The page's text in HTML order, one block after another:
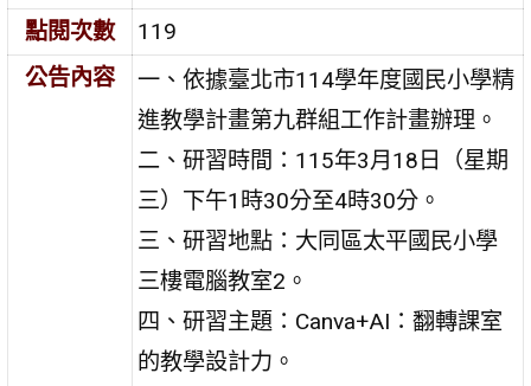
點閱次數
119
公告內容
一、依據臺北市114學年度國民小學精
進教學計畫第九群組工作計畫辦理。
二、研習時間：115年3月18日（星期
三）下午1時30分至4時30分。
三、研習地點：大同區太平國民小學
三樓電腦教室2。
四、研習主題：Canva+AI：翻轉課室
的教學設計力。